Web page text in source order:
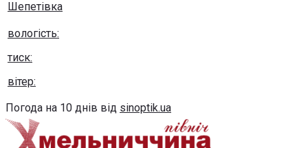
Шепетівка
вологість:
тиск:
вітер:
Погода на 10 днів від sinoptik.ua